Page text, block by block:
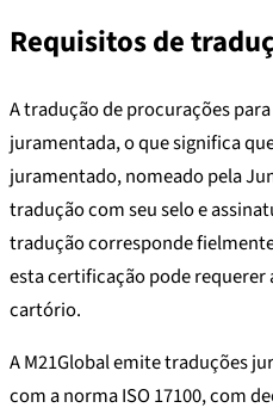
Requisitos de
A tradução de procurações
juramentada, o que significa
juramentado, nomeado pela
tradução com seu selo e
tradução corresponde
esta certificação pode
cartório.
A M21Global emite traduções
com a norma ISO 17100, com